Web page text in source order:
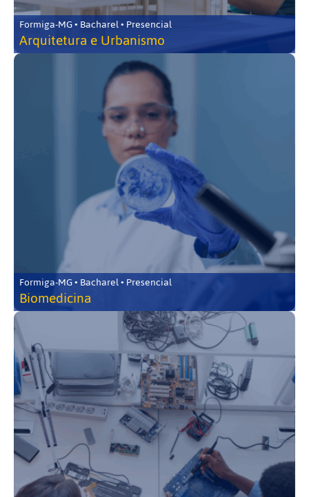
Formiga-MG • Bacharel • Presencial
Arquitetura e Urbanismo
Formiga-MG • Bacharel • Presencial
Biomedicina